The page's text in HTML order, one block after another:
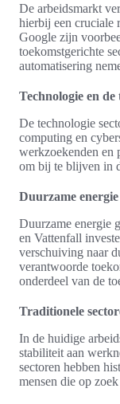
De arbeidsmarkt
hierbij een cruciale
Google zijn
toekomstgerichte
automatisering
Technologie en de
De technologie
computing en
werkzoekenden en
om bij te blijven in
Duurzame
Duurzame energie
en Vattenfall
verschuiving naar
verantwoorde
onderdeel van de
Traditionele
In de huidige
stabiliteit aan
sectoren hebben
mensen die op